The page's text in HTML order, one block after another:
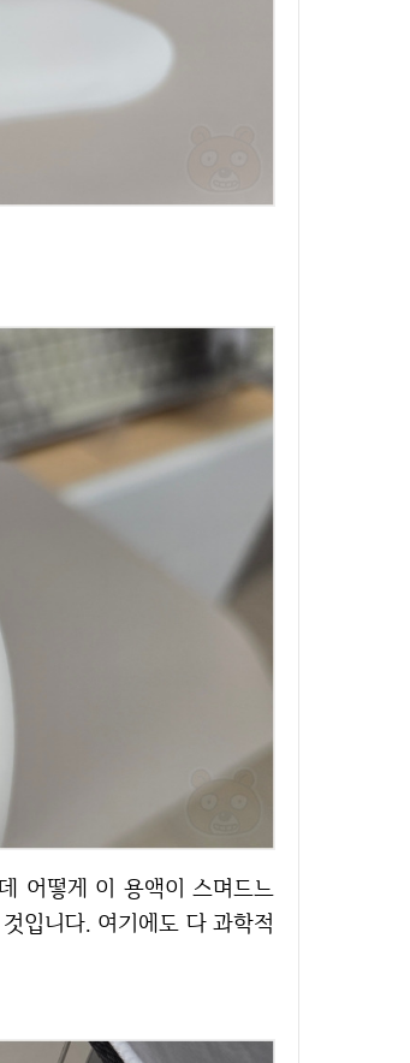
입니다. 여기에도 다 과학적